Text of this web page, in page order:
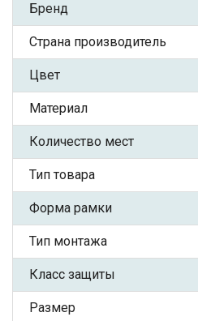
Бренд
Страна производитель
Цвет
Материал
Количество мест
Тип товара
Форма рамки
Тип монтажа
Класс защиты
Размер